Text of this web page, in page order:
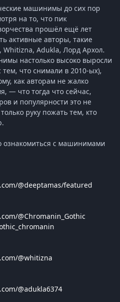
машинимы до сих пор
на то, что пик
прошёл ещё лет
активные авторы, такие
Whitizna, Adukla, Лорд Архол.
настолько высоко выросли
что снимали в 2010-ых),
как авторам не жалко
— что тогда что сейчас,
и популярности это не
руку пожать тем, кто
ознакомиться с машинимами
@deeptamas/featured
@Chromanin_Gothic
@whitizna
@adukla6374